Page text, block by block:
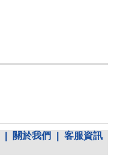
關於我們
客服資訊